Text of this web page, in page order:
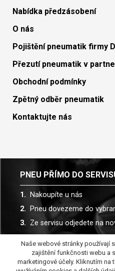
Nabídka předzásobení
O nás
Pojištění pneumatik firmy
Přezutí pneumatik v
Obchodní podmínky
Zpětný odběr pneumatik
Kontaktujte nás
PNEU PŘÍMO DO
Nakoupíte u nás
Pneu dovezeme do
Ze servisu odjedete na
Spolupracujeme s více než
Naše webové stránky používají
zajištění funkčnosti webu a
marketingové účely. Kliknutím